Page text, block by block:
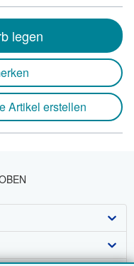
legen
Artikel erstellen